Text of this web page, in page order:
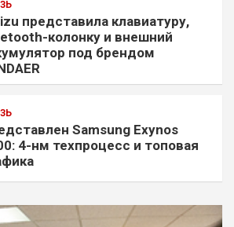
представила клавиатуру,
колонку и внешний
под брендом
Samsung Exynos
4-нм техпроцесс и топовая